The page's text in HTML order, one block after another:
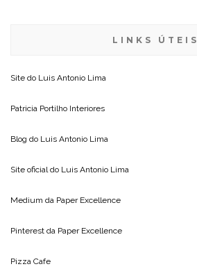
LINKS ÚTEIS
Site do Luis Antonio Lima
Patricia Portilho Interiores
Blog do Luis Antonio Lima
Site oficial do Luis Antonio Lima
Medium da Paper Excellence
Pinterest da Paper Excellence
Pizza Cafe